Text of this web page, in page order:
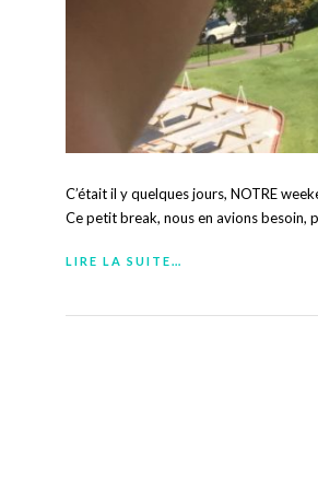
C’était il y quelques jours, NOTRE
Ce petit break, nous en avions besoin,
LIRE LA SUITE…